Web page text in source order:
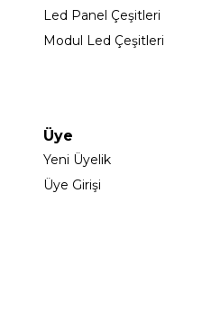
Led Panel Çeşitleri
Modul Led Çeşitleri
Üye
Yeni Üyelik
Üye Girişi